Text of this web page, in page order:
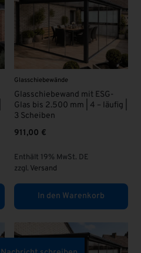
Glasschiebewände
Glasschiebewand mit ESG-
Glas bis 2.500 mm | 4 – läufig |
3 Scheiben
911,00 €
Enthält 19% MwSt. DE
zzgl. Versand
In den Warenkorb